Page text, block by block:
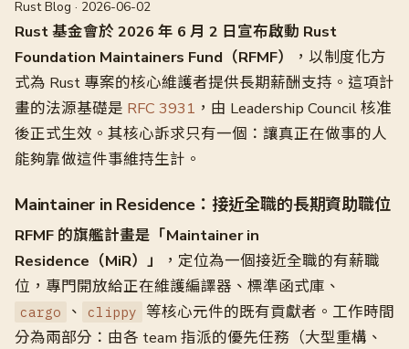
Rust Blog · 2026-06-02
Rust 基金會於 2026 年 6 月 2 日宣布啟動 Rust
Foundation Maintainers Fund（RFMF）
，以制度化方
式為 Rust 專案的核心維護者提供長期薪酬支持。這項計
畫的法源基礎是 RFC 3931 ，由 Leadership Council 核准
後正式生效。其核心訴求只有一個：讓真正在做事的人
能夠靠做這件事維持生計。
Maintainer in Residence：接近全職的長期資助職位
RFMF 的旗艦計畫是「Maintainer in
Residence（MiR）」
，定位為一個接近全職的有薪職
位，專門開放給正在維護編譯器、標準函式庫、
cargo 、 clippy
等核心元件的既有貢獻者。工作時間
分為兩部分：由各 team 指派的優先任務（大型重構、